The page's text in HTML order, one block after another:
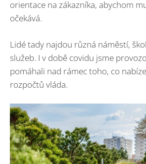
orientace na zákazníka, abychom
očekává.
Lidé tady najdou různá náměstí,
služeb. I v době covidu jsme
pomáhali nad rámec toho, co
rozpočtů vláda.